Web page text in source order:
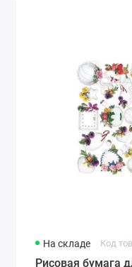
На складе Код
Рисовая бумага